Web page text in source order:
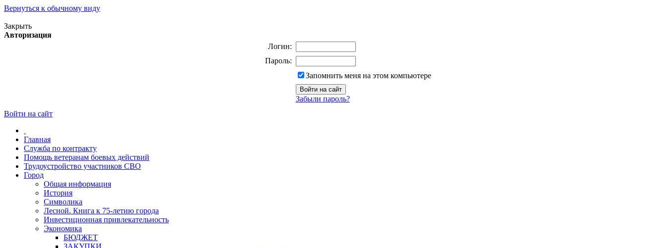
Вернуться к обычному виду
Закрыть
Авторизация
Логин:
Пароль:
Запомнить меня на этом компьютере
Забыли пароль?
Войти на сайт
Главная
Служба по контракту
Помощь ветеранам боевых действий
Трудоустройство участников СВО
Город
Общая информация
История
Символика
Лесной. Книга к 75-летию города
Инвестиционная привлекательность
Экономика
БЮДЖЕТ
ЗАКУПКИ